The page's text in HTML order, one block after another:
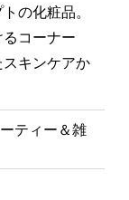
の化粧品。
コーナー
キンケアか
ティー＆雑